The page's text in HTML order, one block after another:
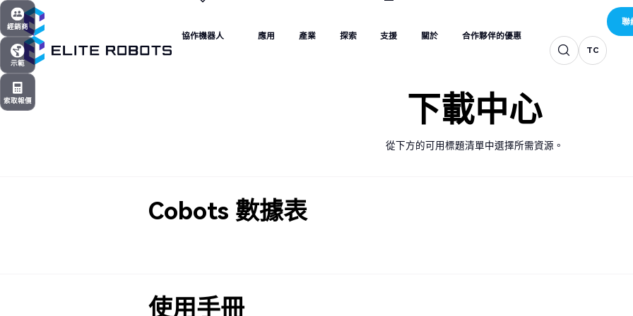
經銷商
經銷商
示範
示範
索取報價
協作機器人
應用
產業
探索
支援
關於
合作夥伴的優惠
TC
TC
TC
TC
TC
聯
聯
下載中心
從下方的可用標題清單中選擇所需資源。
Cobots 數據表
使用手冊